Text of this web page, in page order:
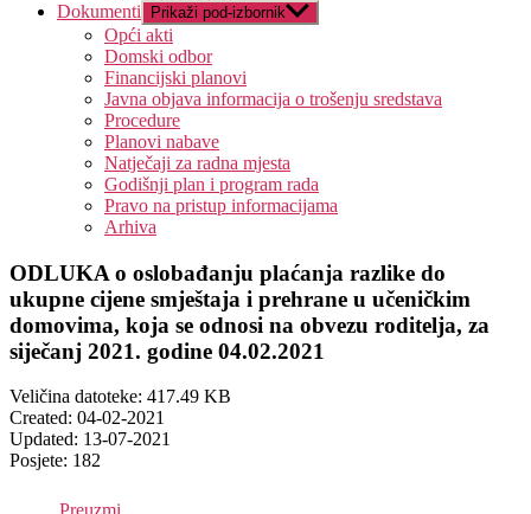
Dokumenti
Prikaži pod-izbornik
Opći akti
Domski odbor
Financijski planovi
Javna objava informacija o trošenju sredstava
Procedure
Planovi nabave
Natječaji za radna mjesta
Godišnji plan i program rada
Pravo na pristup informacijama
Arhiva
ODLUKA o oslobađanju plaćanja razlike do
ukupne cijene smještaja i prehrane u učeničkim
domovima, koja se odnosi na obvezu roditelja, za
siječanj 2021. godine 04.02.2021
Veličina datoteke: 417.49 KB
Created: 04-02-2021
Updated: 13-07-2021
Posjete: 182